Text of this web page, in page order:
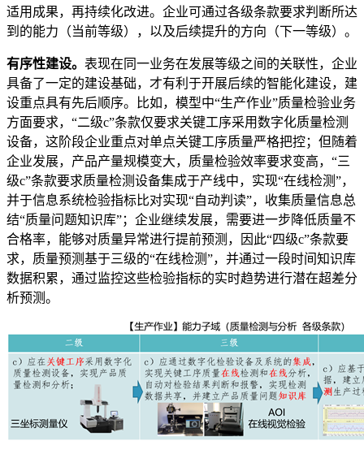
适用成果，再持续化改进。企业可通过各级条款要求判断所达
到的能力（当前等级），以及后续提升的方向（下一等级）。
有序性建设。 表现在同一业务在发展等级之间的关联性，企业
具备了一定的建设基础，才有利于开展后续的智能化建设，建
设重点具有先后顺序。比如，模型中“生产作业”质量检验业务
方面要求，“二级c”条款仅要求关键工序采用数字化质量检测
设备，这阶段企业重点对单点关键工序质量严格把控；但随着
企业发展，产品产量规模变大，质量检验效率要求变高，“三
级c”条款要求质量检测设备集成于产线中，实现“在线检测”，
并于信息系统检验指标比对实现“自动判读”，收集质量信息总
结“质量问题知识库”；企业继续发展，需要进一步降低质量不
合格率，能够对质量异常进行提前预测，因此“四级c”条款要
求，质量预测基于三级的“在线检测”，并通过一段时间知识库
数据积累，通过监控这些检验指标的实时趋势进行潜在超差分
析预测。